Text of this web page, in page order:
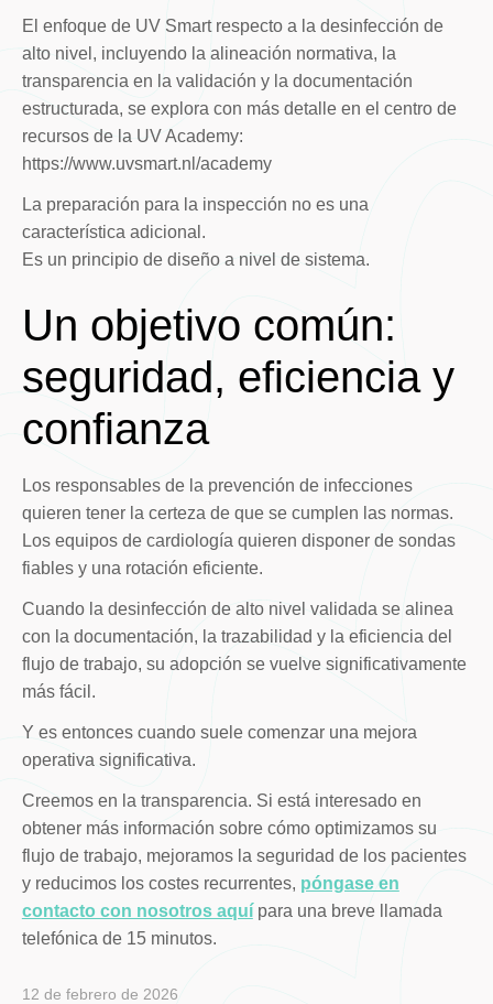
El enfoque de UV Smart respecto a la desinfección de
alto nivel, incluyendo la alineación normativa, la
transparencia en la validación y la documentación
estructurada, se explora con más detalle en el centro de
recursos de la UV Academy:
https://www.uvsmart.nl/academy
La preparación para la inspección no es una
característica adicional.
Es un principio de diseño a nivel de sistema.
Un objetivo común:
seguridad, eficiencia y
confianza
Los responsables de la prevención de infecciones
quieren tener la certeza de que se cumplen las normas.
Los equipos de cardiología quieren disponer de sondas
fiables y una rotación eficiente.
Cuando la desinfección de alto nivel validada se alinea
con la documentación, la trazabilidad y la eficiencia del
flujo de trabajo, su adopción se vuelve significativamente
más fácil.
Y es entonces cuando suele comenzar una mejora
operativa significativa.
Creemos en la transparencia. Si está interesado en
obtener más información sobre cómo optimizamos su
flujo de trabajo, mejoramos la seguridad de los pacientes
y reducimos los costes recurrentes, póngase en
contacto con nosotros aquípara una breve llamada
telefónica de 15 minutos.
12 de febrero de 2026